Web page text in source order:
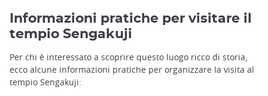
Informazioni pratiche per visitare il
tempio Sengakuji
Per chi è interessato a scoprire questo luogo ricco di storia,
ecco alcune informazioni pratiche per organizzare la visita al
tempio Sengakuji: